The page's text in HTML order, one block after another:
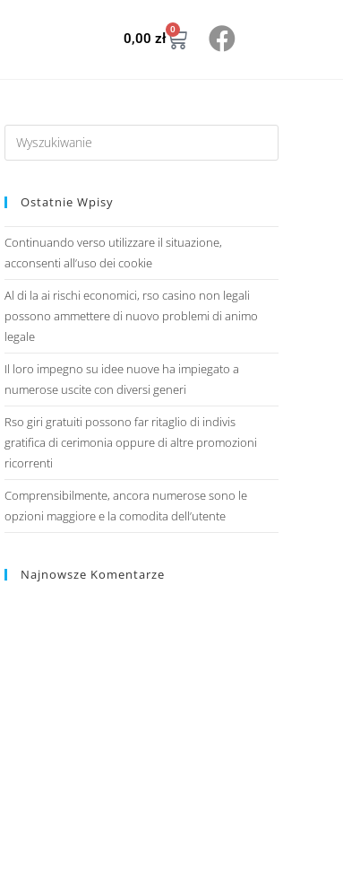
0,00zł
0
Ostatnie Wpisy
Continuando verso utilizzare il situazione,
acconsenti all’uso dei cookie
Al di la ai rischi economici, rso casino non legali
possono ammettere di nuovo problemi di animo
legale
Il loro impegno su idee nuove ha impiegato a
numerose uscite con diversi generi
Rso giri gratuiti possono far ritaglio di indivis
gratifica di cerimonia oppure di altre promozioni
ricorrenti
Comprensibilmente, ancora numerose sono le
opzioni maggiore e la comodita dell’utente
Najnowsze Komentarze